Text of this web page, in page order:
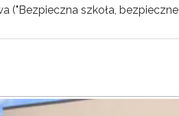
("Bezpieczna szkoła, bezpieczne